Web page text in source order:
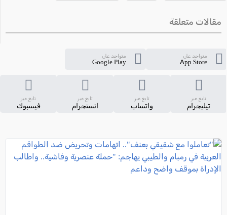
مقالات متعلقة
متواجد على
App Store
متواجد على
Google Play
تابع عبر
تيليجرام
تابع عبر
واتساب
تابع عبر
انستجرام
تابع عبر
فيسبوك